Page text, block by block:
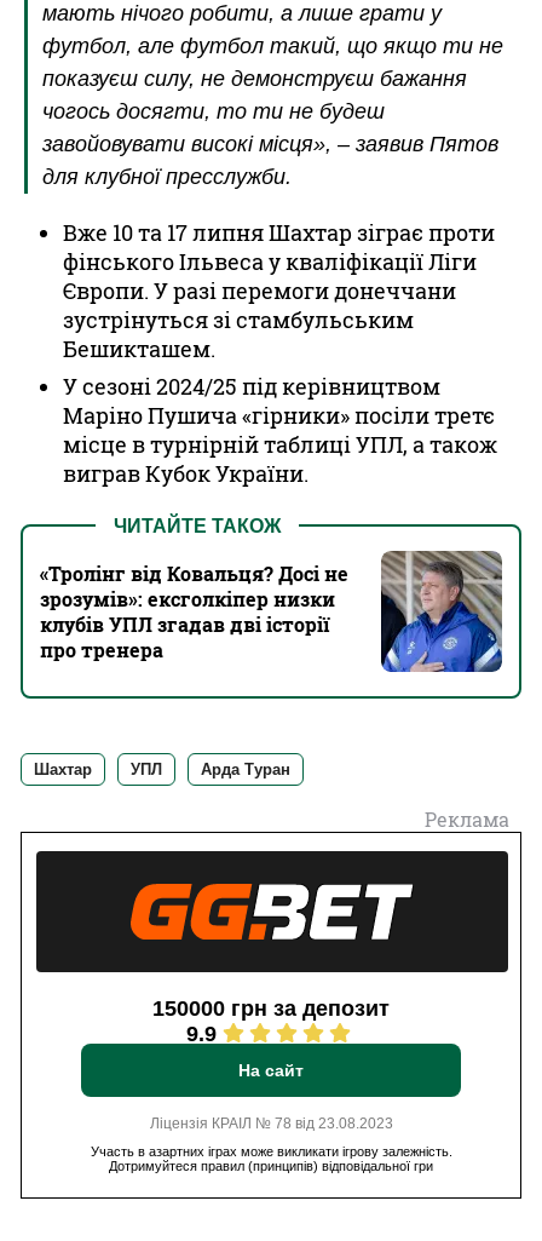
мають нічого робити, а лише грати у
футбол, але футбол такий, що якщо ти не
показуєш силу, не демонструєш бажання
чогось досягти, то ти не будеш
завойовувати високі місця», – заявив Пятов
для клубної пресслужби.
Вже 10 та 17 липня Шахтар зіграє проти
фінського Ільвеса у кваліфікації Ліги
Європи. У разі перемоги донеччани
зустрінуться зі стамбульським
Бешикташем.
У сезоні 2024/25 під керівництвом
Маріно Пушича «гірники» посіли третє
місце в турнірній таблиці УПЛ, а також
виграв Кубок України.
ЧИТАЙТЕ ТАКОЖ
«Тролінг від Ковальця? Досі не
зрозумів‎»: ексголкіпер низки
клубів УПЛ згадав дві історії
про тренера
Шахтар УПЛ Арда Туран
Реклама
150000 грн за депозит
9.9
На сайт
Ліцензія КРАІЛ № 78 від 23.08.2023
Участь в азартних іграх може викликати ігрову залежність.
Дотримуйтеся правил (принципів) відповідальної гри